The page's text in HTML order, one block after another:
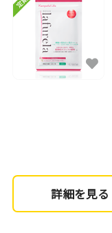
詳細を見る